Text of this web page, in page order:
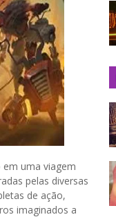
uma viagem
pelas diversas
de ação,
imaginados a